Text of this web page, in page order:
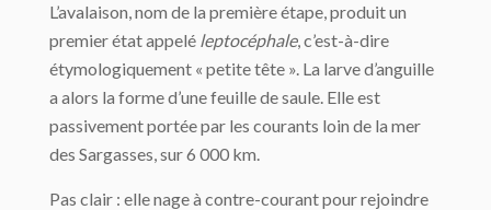
L’avalaison, nom de la première étape, produit un
premier état appelé leptocéphale, c’est-à-dire
étymologiquement « petite tête ». La larve d’anguille
a alors la forme d’une feuille de saule. Elle est
passivement portée par les courants loin de la mer
des Sargasses, sur 6 000 km.
Pas clair : elle nage à contre-courant pour rejoindre